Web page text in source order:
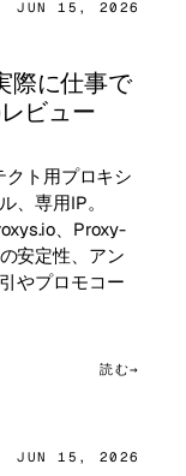
JUN 15, 2026
際に仕事で
ビュー
ト用プロキシ
、専用IP。
、Proxy-
安定性、アン
やプロモコー
読む
JUN 15, 2026